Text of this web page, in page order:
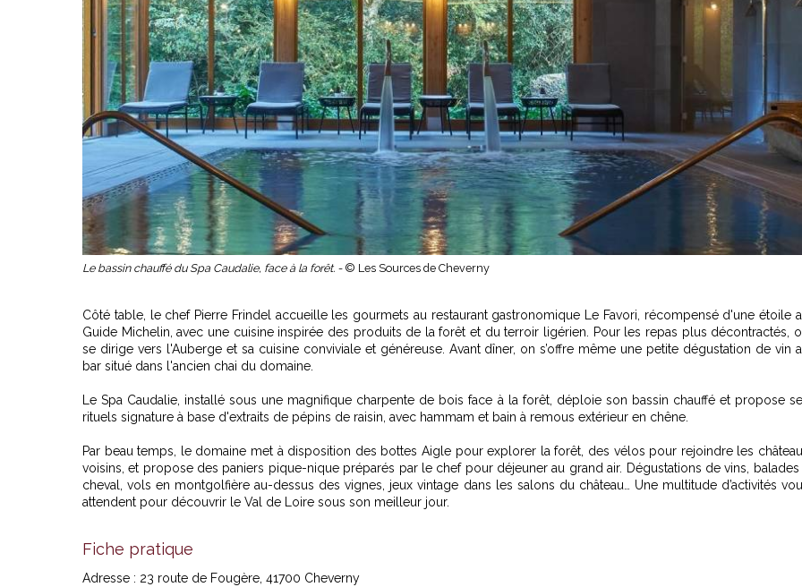
Le bassin chauffé du Spa Caudalie, face à la forêt. - © Les Sources de Cheverny
Côté table, le chef Pierre Frindel accueille les gourmets au restaurant gastronomique Le Favori, récompensé d'une étoile
Guide Michelin, avec une cuisine inspirée des produits de la forêt et du terroir ligérien. Pour les repas plus décontractés,
se dirige vers l'Auberge et sa cuisine conviviale et généreuse. Avant dîner, on s’offre même une petite dégustation de vin
bar situé dans l'ancien chai du domaine.
Le Spa Caudalie, installé sous une magnifique charpente de bois face à la forêt, déploie son bassin chauffé et propose
rituels signature à base d'extraits de pépins de raisin, avec hammam et bain à remous extérieur en chêne.
Par beau temps, le domaine met à disposition des bottes Aigle pour explorer la forêt, des vélos pour rejoindre les
voisins, et propose des paniers pique-nique préparés par le chef pour déjeuner au grand air. Dégustations de vins, balades
cheval, vols en montgolfière au-dessus des vignes, jeux vintage dans les salons du château… Une multitude d’activités
attendent pour découvrir le Val de Loire sous son meilleur jour.
Fiche pratique
Adresse : 23 route de Fougère, 41700 Cheverny